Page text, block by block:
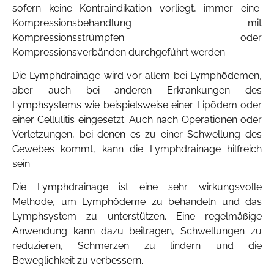
sofern keine Kontraindikation vorliegt, immer eine
Kompressionsbehandlung mit
Kompressionsstrümpfen oder
Kompressionsverbänden durchgeführt werden.
Die Lymphdrainage wird vor allem bei Lymphödemen,
aber auch bei anderen Erkrankungen des
Lymphsystems wie beispielsweise einer Lipödem oder
einer Cellulitis eingesetzt. Auch nach Operationen oder
Verletzungen, bei denen es zu einer Schwellung des
Gewebes kommt, kann die Lymphdrainage hilfreich
sein.
Die Lymphdrainage ist eine sehr wirkungsvolle
Methode, um Lymphödeme zu behandeln und das
Lymphsystem zu unterstützen. Eine regelmäßige
Anwendung kann dazu beitragen, Schwellungen zu
reduzieren, Schmerzen zu lindern und die
Beweglichkeit zu verbessern.